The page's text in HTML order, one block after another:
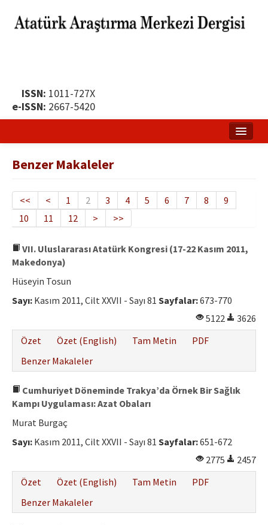
ISSN: 1011-727X
e-ISSN: 2667-5420
Yayın Politikası
Dergi Kurulları
Yayın İlkeleri
Etik İlkeler
Yazar Rehberi
İletişim
Benzer Makaleler
<< < 1 2 3 4 5 6 7 8
9
10
11 12 > >>
VII. Uluslararası Atatürk Kongresi (17-22 Kasım 2011,
Makedonya)
Hüseyin Tosun
Sayı: Kasım 2011, Cilt XXVII - Sayı 81 Sayfalar:673-770
5122
3626
Özet
Özet (English) Tam Metin
PDF
Benzer Makaleler
Cumhuriyet Döneminde Trakya’da Örnek Bir Sağlık
Kampı Uygulaması: Azat Obaları
Murat Burgaç
Sayı: Kasım 2011, Cilt XXVII - Sayı 81 Sayfalar:651-672
2775
2457
Özet
Özet (English) Tam Metin
PDF
Benzer Makaleler